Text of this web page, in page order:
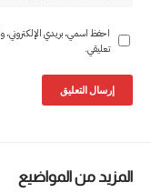
احفظ اسمي، بريدي الإلكتروني،
تعليقي.
المزيد من المواضيع